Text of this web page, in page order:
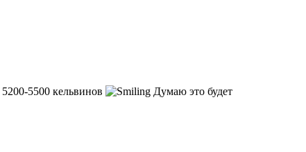
5500 кельвинов
Думаю это будет